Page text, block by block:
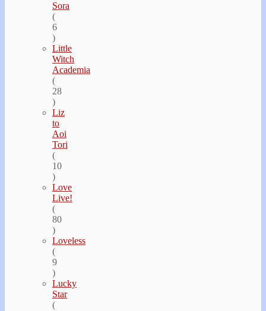
Sora
(
6
)
Little
Witch
Academia
(
28
)
Liz
to
Aoi
Tori
(
10
)
Love
Live!
(
80
)
Loveless
(
9
)
Lucky
Star
(